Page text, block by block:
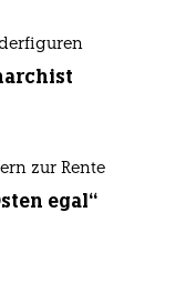
zur Rente
egal“